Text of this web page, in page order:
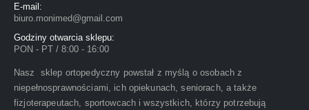
E-mail:
biuro.monimed@gmail.com
Godziny otwarcia sklepu:
PON - PT / 8:00 - 16:00
Nasz sklep ortopedyczny powstał z myślą o osobach z
niepełnosprawnościami, ich opiekunach, seniorach, a także
fizjoterapeutach, sportowcach i wszystkich, którzy potrzebują